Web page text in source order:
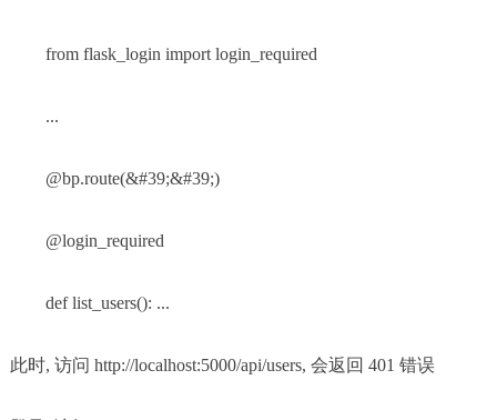
from flask_login import login_required
...
@bp.route(&#39;&#39;)
@login_required
def list_users(): ...
此时, 访问 http://localhost:5000/api/users, 会返回 401 错误